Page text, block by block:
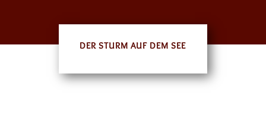
DER STURM AUF DEM SEE